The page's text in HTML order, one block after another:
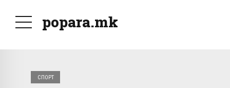
popara.mk
СПОРТ